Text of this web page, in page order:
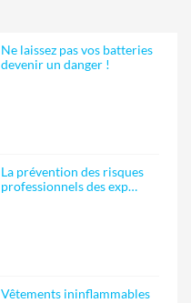
Ne laissez pas vos batteries
devenir un danger !
La prévention des risques
professionnels des exp…
Vêtements ininflammables